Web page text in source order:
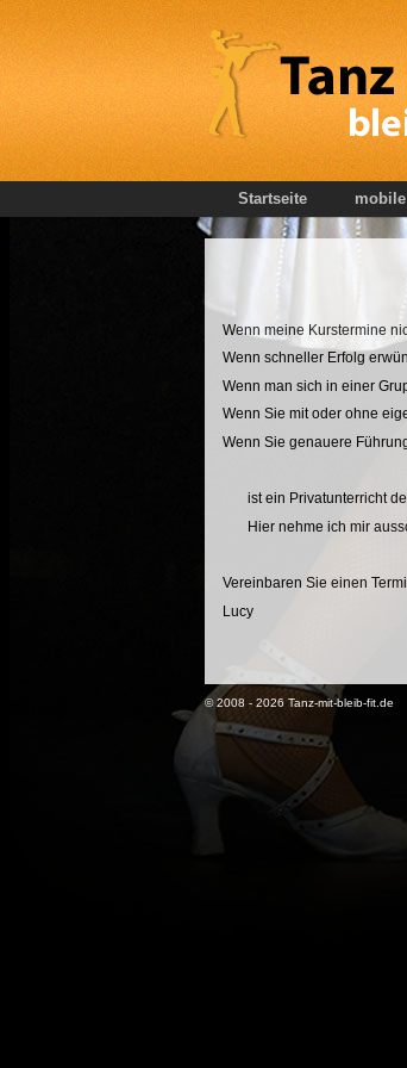
Wenn meine Kurstermine
Wenn schneller Erfolg
Wenn man sich in einer
Wenn Sie mit oder ohne
Wenn Sie genauere
ist ein Privatunterricht
Hier nehme ich mir
Vereinbaren Sie einen
Lucy
© 2008 - 2026 Tanz-mit-bleib-fit.de
Startseite